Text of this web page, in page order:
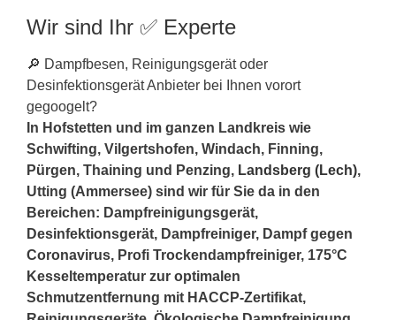
Wir sind Ihr ✅ Experte
🔎 Dampfbesen, Reinigungsgerät oder
Desinfektionsgerät Anbieter bei Ihnen vorort
gegoogelt?
In Hofstetten und im ganzen Landkreis wie
Schwifting, Vilgertshofen, Windach, Finning,
Pürgen, Thaining und Penzing, Landsberg (Lech),
Utting (Ammersee) sind wir für Sie da in den
Bereichen: Dampfreinigungsgerät,
Desinfektionsgerät, Dampfreiniger, Dampf gegen
Coronavirus, Profi Trockendampfreiniger, 175°C
Kesseltemperatur zur optimalen
Schmutzentfernung mit HACCP-Zertifikat,